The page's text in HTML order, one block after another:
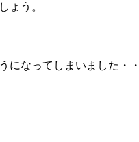
ょう。
になってしまいました・